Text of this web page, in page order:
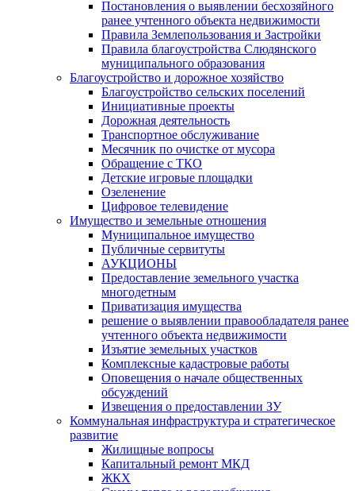
Постановления о выявлении бесхозяйного
ранее учтенного объекта недвижимости
Правила Землепользования и Застройки
Правила благоустройства Слюдянского
муниципального образования
Благоустройство и дорожное хозяйство
Благоустройство сельских поселений
Инициативные проекты
Дорожная деятельность
Транспортное обслуживание
Месячник по очистке от мусора
Обращение с ТКО
Детские игровые площадки
Озеленение
Цифровое телевидение
Имущество и земельные отношения
Муниципальное имущество
Публичные сервитуты
АУКЦИОНЫ
Предоставление земельного участка
многодетным
Приватизация имущества
решение о выявлении правообладателя ранее
учтенного объекта недвижимости
Изъятие земельных участков
Комплексные кадастровые работы
Оповещения о начале общественных
обсуждений
Извещения о предоставлении ЗУ
Коммунальная инфраструктура и стратегическое
развитие
Жилищные вопросы
Капитальный ремонт МКД
ЖКХ